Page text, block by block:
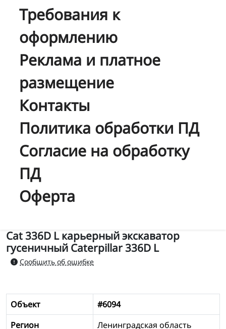
Требования к
оформлению
Реклама и платное
размещение
Контакты
Политика обработки ПД
Согласие на обработку
ПД
Оферта
Cat 336D L карьерный экскаватор
гусеничный Caterpillar 336D L
Сообщить об ошибке
Объект
#6094
Регион
Ленинградская область